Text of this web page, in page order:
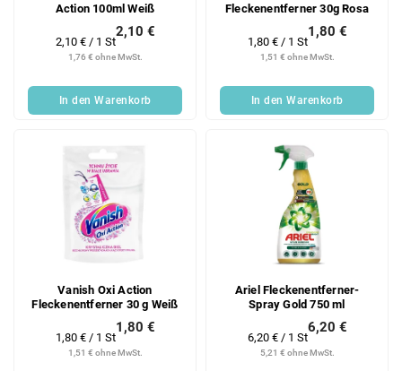
Action 100ml Weiß
1,76 € ohne MwSt.
2,10 €
Verkaufspreis:
2,10 € / 1 St
In den Warenkorb
Fleckenentferner 30g Rosa
1,51 € ohne MwSt.
1,80 €
Verkaufspreis:
1,80 € / 1 St
In den Warenkorb
Vanish Oxi Action
Fleckenentferner 30 g Weiß
1,51 € ohne MwSt.
1,80 €
Verkaufspreis:
1,80 € / 1 St
Ariel Fleckenentferner-
Spray Gold 750 ml
5,21 € ohne MwSt.
6,20 €
Verkaufspreis:
6,20 € / 1 St